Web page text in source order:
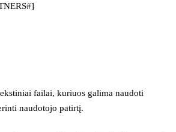
failai, kuriuos galima naudoti
naudotojo patirtį.